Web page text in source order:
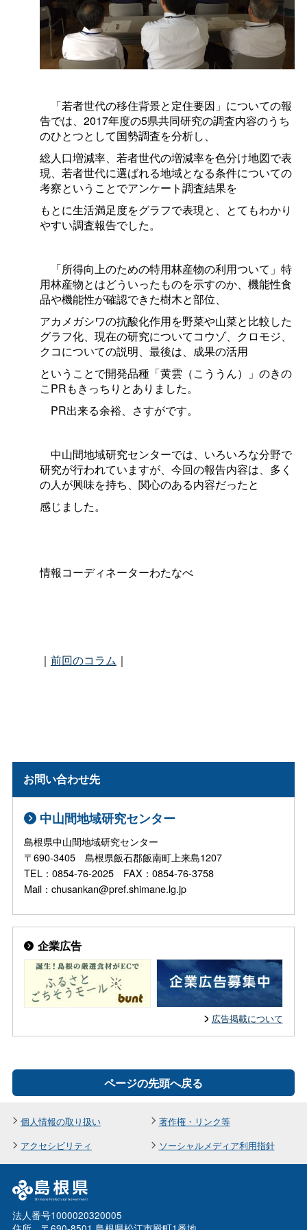
「若者世代の移住背景と定住要因」についての報
告では、2017年度の5県共同研究の調査内容のうち
のひとつとして国勢調査を分析し、
総人口増減率、若者世代の増減率を色分け地図で表
現、若者世代に選ばれる地域となる条件についての
考察ということでアンケート調査結果を
もとに生活満足度をグラフで表現と、とてもわかり
やすい調査報告でした。
「所得向上のための特用林産物の利用ついて」特
用林産物とはどういったものを示すのか、機能性食
品や機能性が確認できた樹木と部位、
アカメガシワの抗酸化作用を野菜や山菜と比較した
グラフ化、現在の研究についてコウゾ、クロモジ、
クコについての説明、最後は、成果の活用
ということで開発品種「黄雲（こううん）」のきの
こPRもきっちりとありました。
PR出来る余裕、さすがです。
中山間地域研究センターでは、いろいろな分野で
研究が行われていますが、今回の報告内容は、多く
の人が興味を持ち、関心のある内容だったと
感じました。
情報コーディネーターわたなべ
｜ 前回のコラム ｜
お問い合わせ先
中山間地域研究センター
島根県中山間地域研究センター
〒690-3405 島根県飯石郡飯南町上来島1207
TEL：0854-76-2025 FAX：0854-76-3758
Mail：chusankan@pref.shimane.lg.jp
企業広告
広告掲載について
ページの先頭へ戻る
個人情報の取り扱い
著作権・リンク等
アクセシビリティ
ソーシャルメディア利用指針
法人番号1000020320005